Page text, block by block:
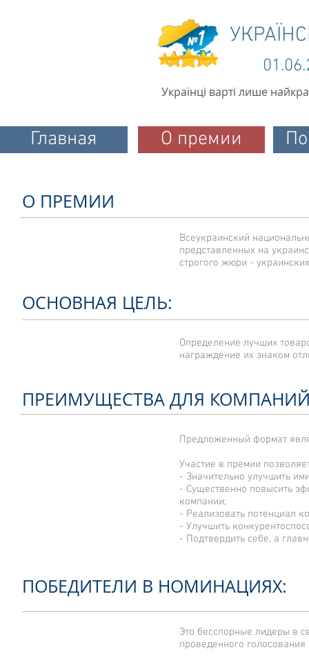
Українці варті лише
Главная О премии
О ПРЕМИИ
Всеукраинский
представленных на
строгого жюри -
ОСНОВНАЯ ЦЕЛЬ:
Определение лучших
награждение их знаком
ПРЕИМУЩЕСТВА ДЛЯ
Предложенный формат
Участие в премии
- Значительно улучшить
- Существенно повысить
компании;
- Реализовать потенциал
- Улучшить
- Подтвердить себе, а
ПОБЕДИТЕЛИ В НОМИНАЦИЯХ:
Это бесспорные лидеры в
проведенного